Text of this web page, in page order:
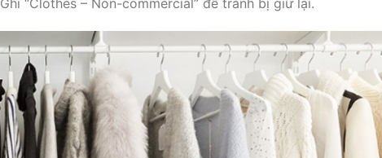
Ghi “Clothes – Non-commercial” để tránh bị giữ lại.